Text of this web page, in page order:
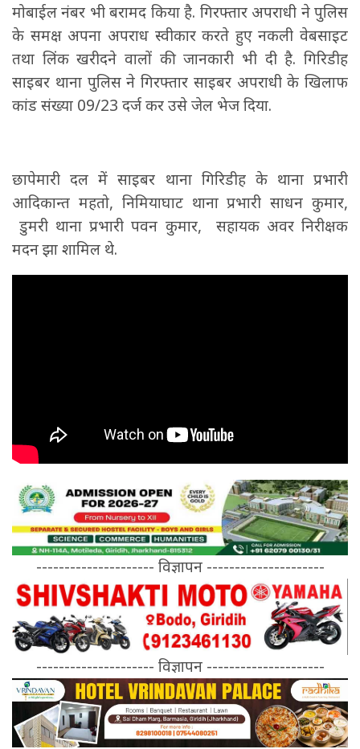
मोबाईल नंबर भी बरामद किया है. गिरफ्तार अपराधी ने पुलिस
के समक्ष अपना अपराध स्वीकार करते हुए नकली वेबसाइट
तथा लिंक खरीदने वालों की जानकारी भी दी है. गिरिडीह
साइबर थाना पुलिस ने गिरफ्तार साइबर अपराधी के खिलाफ
कांड संख्या 09/23 दर्ज कर उसे जेल भेज दिया.
छापेमारी दल में साइबर थाना गिरिडीह के थाना प्रभारी
आदिकान्त महतो, निमियाघाट थाना प्रभारी साधन कुमार,
डुमरी थाना प्रभारी पवन कुमार, सहायक अवर निरीक्षक
मदन झा शामिल थे.
--------------------- विज्ञापन ---------------------
--------------------- विज्ञापन ---------------------